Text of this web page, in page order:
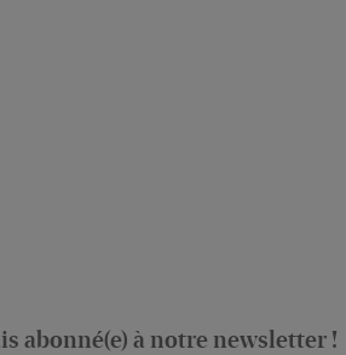
abonné(e) à notre newsletter !